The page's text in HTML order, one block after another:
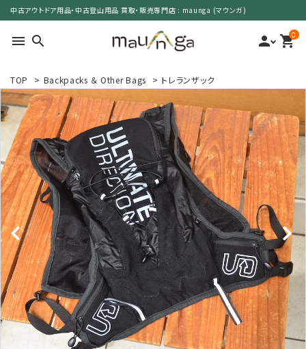
中古アウトドア用品・中古登山用品 買取・販売専門店 : maunga (マウンガ)
menu search person 0
shopping_cart
search
カテゴリーで選ぶ
サイズで選ぶ
特集で選ぶ
価格で選ぶ
買取案内
レンタル・修理
TOP > Backpacks ＆ Other Bags > トレランザック